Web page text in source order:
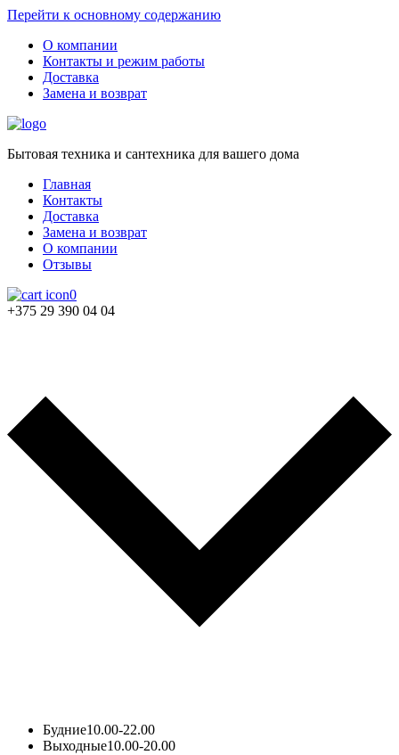
Перейти к основному содержанию
О компании
Контакты и режим работы
Доставка
Замена и возврат
Бытовая техника и сантехника для вашего дома
Главная
Контакты
Доставка
Замена и возврат
О компании
Отзывы
0
+375 29 390 04 04
Будние10.00-22.00
Выходные10.00-20.00